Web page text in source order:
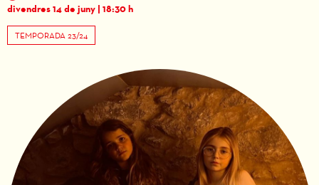
divendres 14 de juny| 18:30 h
TEMPORADA 23/24